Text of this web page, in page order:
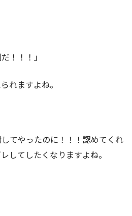
！！！」
れますよね。
てやったのに！！！認めてくれ
してしたくなりますよね。